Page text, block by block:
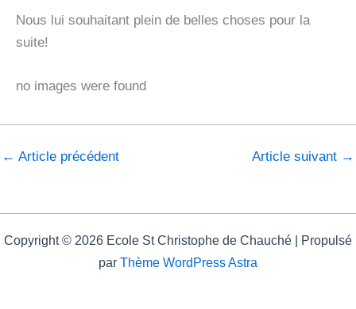
Nous lui souhaitant plein de belles choses pour la
suite!
no images were found
← Article précédent Article suivant →
Copyright © 2026 Ecole St Christophe de Chauché | Propulsé
par Thème WordPress Astra